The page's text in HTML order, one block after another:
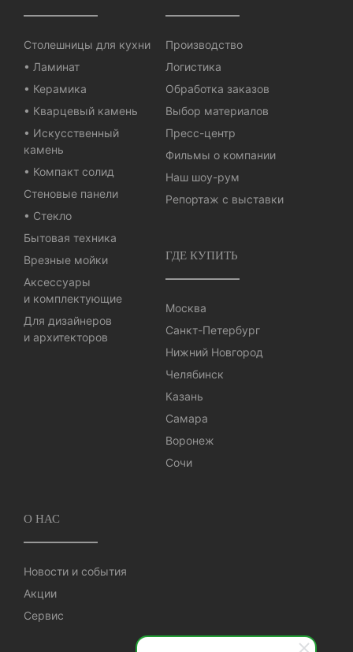
Столешницы для кухни
• Ламинат
• Керамика
• Кварцевый камень
• Искусственный
камень
• Компакт солид
Стеновые панели
• Стекло
Бытовая техника
Врезные мойки
Аксессуары
и комплектующие
Для дизайнеров
и архитекторов
Производство
Логистика
Обработка заказов
Выбор материалов
Пресс-центр
Фильмы о компании
Наш шоу-рум
Репортаж с выставки
ГДЕ КУПИТЬ
Москва
Санкт-Петербург
Нижний Новгород
Челябинск
Казань
Самара
Воронеж
Сочи
О НАС
Новости и события
Акции
Сервис